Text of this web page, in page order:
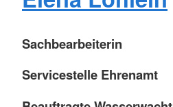
Sachbearbeiterin
Servicestelle Ehrenamt